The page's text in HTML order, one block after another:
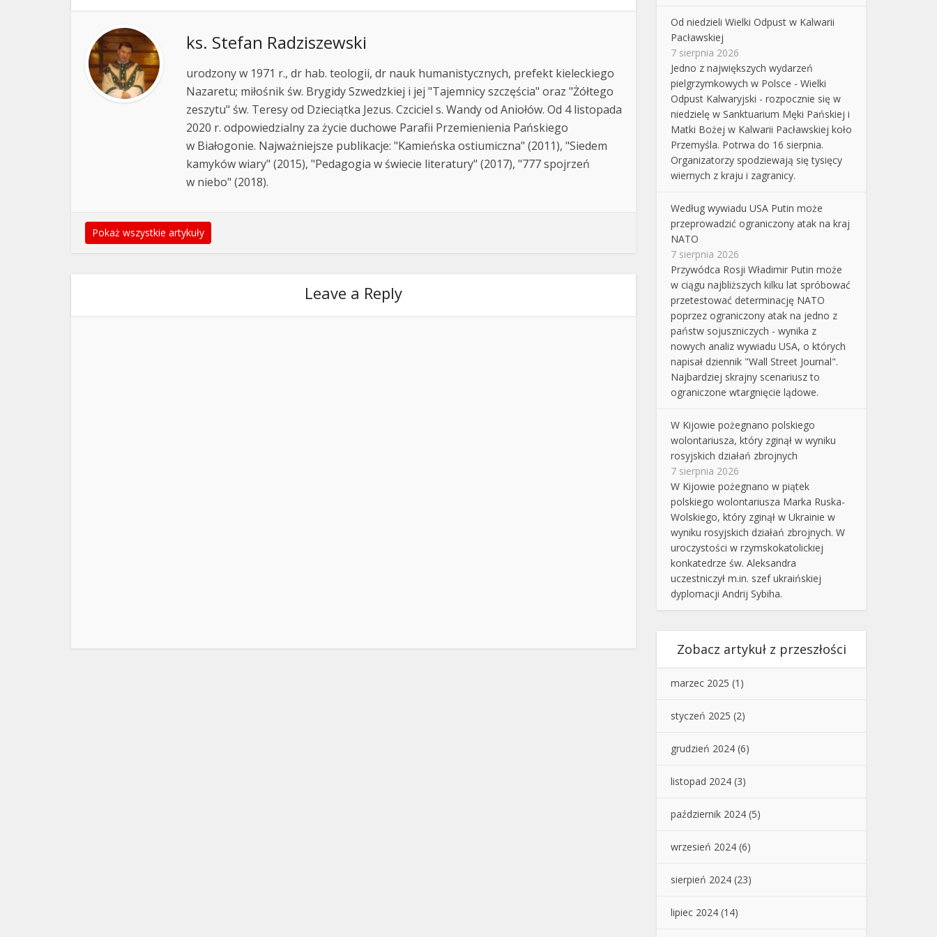
ks. Stefan Radziszewski
urodzony w 1971 r., dr hab. teologii, dr nauk humanistycznych, prefekt kieleckiego
Nazaretu; miłośnik św. Brygidy Szwedzkiej i jej "Tajemnicy szczęścia" oraz "Żółtego
zeszytu" św. Teresy od Dzieciątka Jezus. Czciciel s. Wandy od Aniołów. Od 4 listopada
2020 r. odpowiedzialny za życie duchowe Parafii Przemienienia Pańskiego
w Białogonie. Najważniejsze publikacje: "Kamieńska ostiumiczna" (2011), "Siedem
kamyków wiary" (2015), "Pedagogia w świecie literatury" (2017), "777 spojrzeń
w niebo" (2018).
Pokaż wszystkie artykuły
Leave a Reply
Od niedzieli Wielki Odpust w Kalwarii
Pacławskiej
7 sierpnia 2026
Jedno z największych wydarzeń
pielgrzymkowych w Polsce - Wielki
Odpust Kalwaryjski - rozpocznie się w
niedzielę w Sanktuarium Męki Pańskiej i
Matki Bożej w Kalwarii Pacławskiej koło
Przemyśla. Potrwa do 16 sierpnia.
Organizatorzy spodziewają się tysięcy
wiernych z kraju i zagranicy.
Według wywiadu USA Putin może
przeprowadzić ograniczony atak na kraj
NATO
7 sierpnia 2026
Przywódca Rosji Władimir Putin może
w ciągu najbliższych kilku lat spróbować
przetestować determinację NATO
poprzez ograniczony atak na jedno z
państw sojuszniczych - wynika z
nowych analiz wywiadu USA, o których
napisał dziennik "Wall Street Journal".
Najbardziej skrajny scenariusz to
ograniczone wtargnięcie lądowe.
W Kijowie pożegnano polskiego
wolontariusza, który zginął w wyniku
rosyjskich działań zbrojnych
7 sierpnia 2026
W Kijowie pożegnano w piątek
polskiego wolontariusza Marka Ruska-
Wolskiego, który zginął w Ukrainie w
wyniku rosyjskich działań zbrojnych. W
uroczystości w rzymskokatolickiej
konkatedrze św. Aleksandra
uczestniczył m.in. szef ukraińskiej
dyplomacji Andrij Sybiha.
Zobacz artykuł z przeszłości
marzec 2025 (1)
styczeń 2025 (2)
grudzień 2024 (6)
listopad 2024 (3)
październik 2024 (5)
wrzesień 2024 (6)
sierpień 2024 (23)
lipiec 2024 (14)